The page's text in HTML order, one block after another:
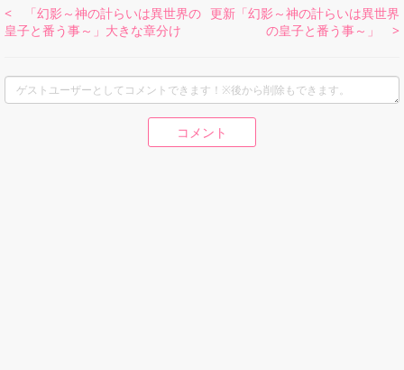
< 「幻影～神の計らいは異世界の
皇子と番う事～」大きな章分け
更新「幻影～神の計らいは異世界
の皇子と番う事～」 >
コメント